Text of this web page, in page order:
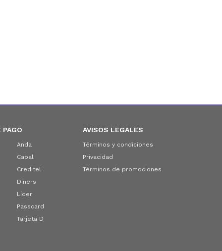
PAGO
Anda
Cabal
Creditel
Diners
Líder
Passcard
Tarjeta D
AVISOS LEGALES
Términos y condiciones
Privacidad
Términos de promociones